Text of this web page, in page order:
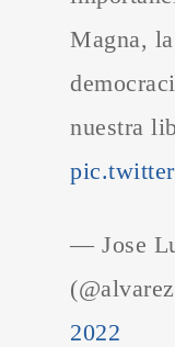
Magna,
nuestra
— Jose
2022